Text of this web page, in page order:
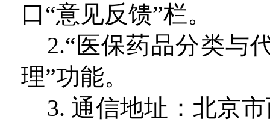
口“意见反馈”栏。
2.“医保药品分类与
理”功能。
3. 通信地址：北京